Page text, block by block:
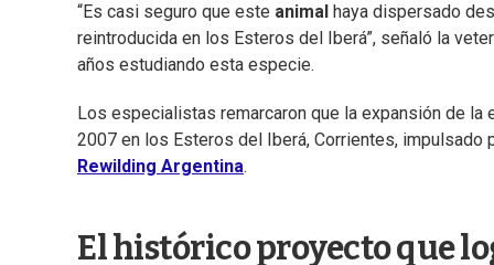
“Es casi seguro que este animal haya dispersado
reintroducida en los Esteros del Iberá”, señaló la
años estudiando esta especie.
Los especialistas remarcaron que la expansión de
2007 en los Esteros del Iberá, Corrientes, impulsado
Rewilding Argentina.
El histórico proyecto que